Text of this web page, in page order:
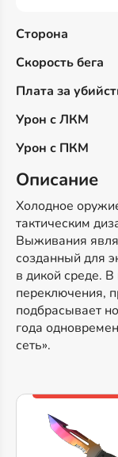
Сторона
Скорость бега
Плата за
Урон с ЛКМ
Урон с ПКМ
Описание
Холодное
тактическим
Выживания
созданный для
в дикой среде.
переключения,
подбрасывает
года
сеть».